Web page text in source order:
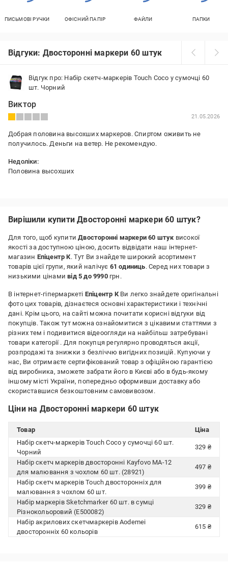
ПИСЬМОВІ РУЧКИ ОФІСНИЙ ПАПІР ФАЙЛИ ПАПКИ
Відгуки: Двосторонні маркери 60 штук
Відгук про: Набір скетч-маркерів Touch Coco у сумочці 60
шт. Чорний
Виктор
21.05.2026
Добрая половина высохших маркеров. Спиртом оживить не
получилось. Деньги на ветер. Не рекомендую.
Недоліки:
Половина высохших
Вирішили купити Двосторонні маркери 60 штук?
Для того, щоб купитиДвосторонні маркери 60 штук високої
якості за доступною ціною, досить відвідати наш інтернет-
магазин Епіцентр К. Тут Ви знайдете широкий асортимент
товарів цієї групи, який налічує 61 одиниць. Серед них товари з
низькими цінамивід 5 до 9990грн.
В інтернет-гіпермаркеті Епіцентр КВи легко знайдете оригінальні
фото цих товарів, дізнаєтеся основні характеристики і технічні
дані. Крім цього, на сайті можна почитати корисні відгуки від
покупців. Також тут можна ознайомитися з цікавими статтями з
різних тем і подивитися відеоогляди на найбільш затребувані
товари категорії . Для покупця регулярно проводяться акції,
розпродажі та знижки з безліччю вигідних позицій. Купуючи у
нас, Ви отримаєте сертифікований товар з офіційною гарантією
від виробника, зможете забрати його в Києві або в будь-якому
іншому місті України, попередньо оформивши доставку або
скориставшися безкоштовним самовивозом.
Ціни на Двосторонні маркери 60 штук
Товар
Ціна
Набір скетч-маркерів Touch Coco у сумочці 60 шт.
Чорний
329 ₴
Набір скетч маркерів двосторонні Kayfovo MA-12
для малювання з чохлом 60 шт. (28921)
497 ₴
Набір скетч маркерів Touch двосторонніх для
малювання з чохлом 60 шт.
399 ₴
Набір маркерів Sketchmarker 60 шт. в сумці
Різнокольоровий (Е500082)
329 ₴
Набір акрилових скетчмаркерів Aodemei
двосторонніх 60 кольорів
615 ₴